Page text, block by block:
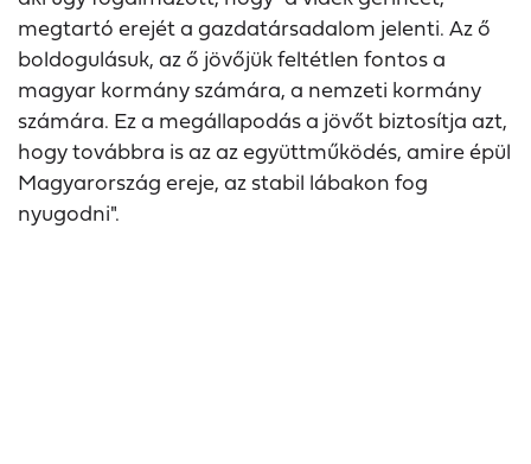
megtartó erejét a gazdatársadalom jelenti. Az ő
boldogulásuk, az ő jövőjük feltétlen fontos a
magyar kormány számára, a nemzeti kormány
számára. Ez a megállapodás a jövőt biztosítja azt,
hogy továbbra is az az együttműködés, amire épül
Magyarország ereje, az stabil lábakon fog
nyugodni".